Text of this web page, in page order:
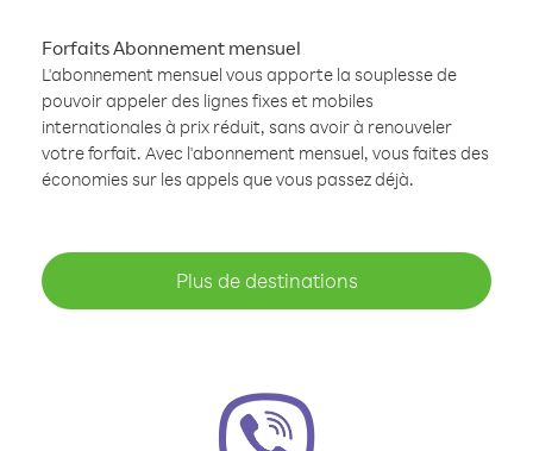
Forfaits Abonnement mensuel
L'abonnement mensuel vous apporte la souplesse de
pouvoir appeler des lignes fixes et mobiles
internationales à prix réduit, sans avoir à renouveler
votre forfait. Avec l'abonnement mensuel, vous faites des
économies sur les appels que vous passez déjà.
Plus de destinations